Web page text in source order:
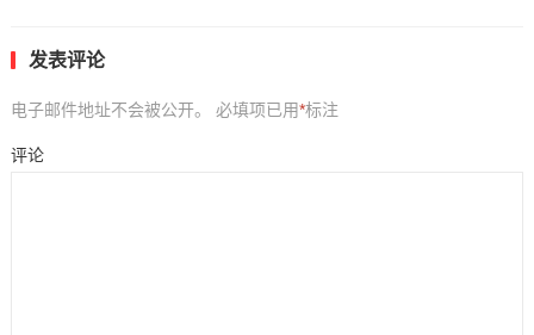
发表评论
电子邮件地址不会被公开。 必填项已用*标注
评论